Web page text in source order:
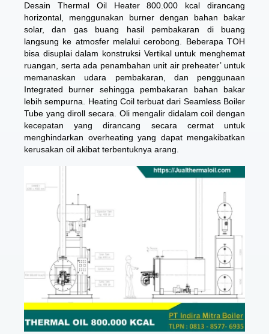
Desain Thermal Oil Heater 800.000 kcal dirancang
horizontal, menggunakan burner dengan bahan bakar
solar, dan gas buang hasil pembakaran di buang
langsung ke atmosfer melalui cerobong. Beberapa TOH
bisa disuplai dalam konstruksi Vertikal untuk menghemat
ruangan, serta ada penambahan unit air preheater’ untuk
memanaskan udara pembakaran, dan penggunaan
Integrated burner sehingga pembakaran bahan bakar
lebih sempurna. Heating Coil terbuat dari Seamless Boiler
Tube yang diroll secara. Oli mengalir didalam coil dengan
kecepatan yang dirancang secara cermat untuk
menghindarkan overheating yang dapat mengakibatkan
kerusakan oil akibat terbentuknya arang.